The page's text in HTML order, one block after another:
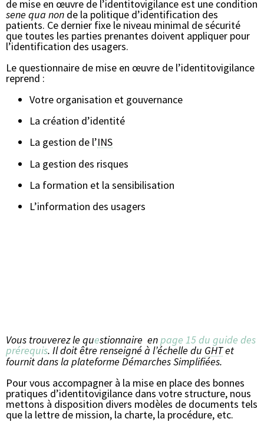
de mise en œuvre de l’identitovigilance est une condition
sene qua non de la politique d’identification des
patients. Ce dernier fixe le niveau minimal de sécurité
que toutes les parties prenantes doivent appliquer pour
l’identification des usagers.
Le questionnaire de mise en œuvre de l’identitovigilance
reprend :
Votre organisation et gouvernance
La création d’identité
La gestion de l’INS
La gestion des risques
La formation et la sensibilisation
L’information des usagers
Vous trouverez le questionnaire en page 15 du guide des
prérequis. Il doit être renseigné à l’échelle du GHTet
fournit dans la plateforme Démarches Simplifiées.
Pour vous accompagner à la mise en place des bonnes
pratiques d’identitovigilance dans votre structure, nous
mettons à disposition divers modèles de documents tels
que la lettre de mission, la charte, la procédure, etc.